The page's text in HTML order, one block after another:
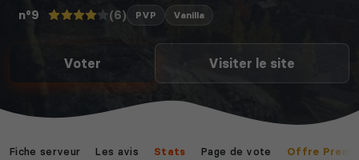
n°9 (6) PVP Vanilla
Voter Visiter le site
Fiche serveur Les avis Stats Page de vote Offre